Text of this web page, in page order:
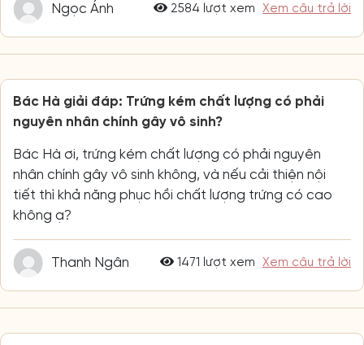
Ngọc Ánh 2584 lượt xem Xem câu trả lời
Bác Hà giải đáp: Trứng kém chất lượng có phải
nguyên nhân chính gây vô sinh?
Bác Hà ơi, trứng kém chất lượng có phải nguyên
nhân chính gây vô sinh không, và nếu cải thiện nội
tiết thì khả năng phục hồi chất lượng trứng có cao
không ạ?
Thanh Ngân 1471 lượt xem Xem câu trả lời